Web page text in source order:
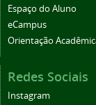
Espaço do Aluno
eCampus
Orientação
Redes Sociais
Instagram